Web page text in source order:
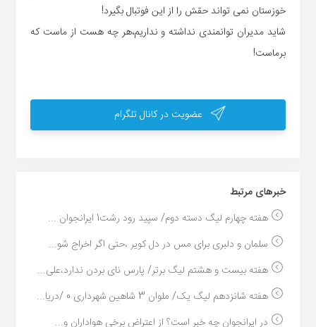
خوزستان نمی تواند حقش را از این فوتبال بگیرد!
شاید مدیران توانمندی نداشته و نداریم،هر چه هست از ماست که
برماست!
عضویت در کانال تلگرام
خبر‌های مرتبط
هفته چهارم لیگ دسته دوم/ سپید رود رشت1 ایرانجوان ...
سلمان و دلبری برای مس در دل کویر ،حتی اگر اخراج شو...
هفته بیست و هشتم لیگ برتر/ پارس نای بردن ندارد،علی...
هفته شانزدهم لیگ یک/ ملوان 3 شاهین شهرداری 0 /دریا...
در ایرانجوان چه خبر است؟ از اعتراض برخی هواداران و...